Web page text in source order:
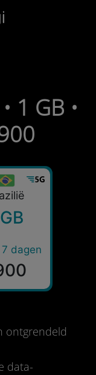
1 GB •
dagen
ontgrendeld
data-